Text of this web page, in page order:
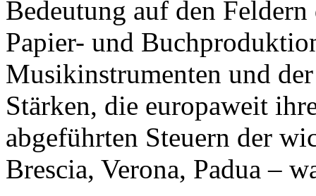
Bedeutung auf den
Papier- und
Musikinstrumenten und
Stärken, die europaweit
abgeführten Steuern der
Brescia, Verona, Padua –